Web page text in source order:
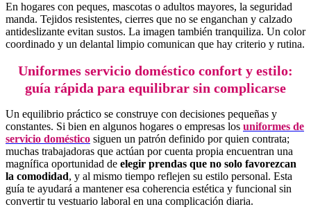
En hogares con peques, mascotas o adultos mayores, la seguridad
manda. Tejidos resistentes, cierres que no se enganchan y calzado
antideslizante evitan sustos. La imagen también tranquiliza. Un color
coordinado y un delantal limpio comunican que hay criterio y rutina.
Uniformes servicio doméstico confort y estilo:
guía rápida para equilibrar sin complicarse
Un equilibrio práctico se construye con decisiones pequeñas y
constantes. Si bien en algunos hogares o empresas los uniformes de
servicio doméstico siguen un patrón definido por quien contrata;
muchas trabajadoras que actúan por cuenta propia encuentran una
magnífica oportunidad de elegir prendas que no solo favorezcan
la comodidad, y al mismo tiempo reflejen su estilo personal. Esta
guía te ayudará a mantener esa coherencia estética y funcional sin
convertir tu vestuario laboral en una complicación diaria.